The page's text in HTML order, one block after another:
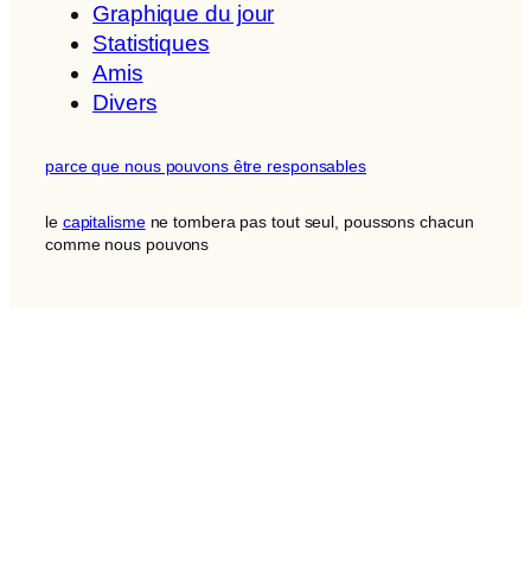
Graphique du jour
Statistiques
Amis
Divers
parce que nous pouvons être responsables
le capitalismene tombera pas tout seul, poussons chacun
comme nous pouvons